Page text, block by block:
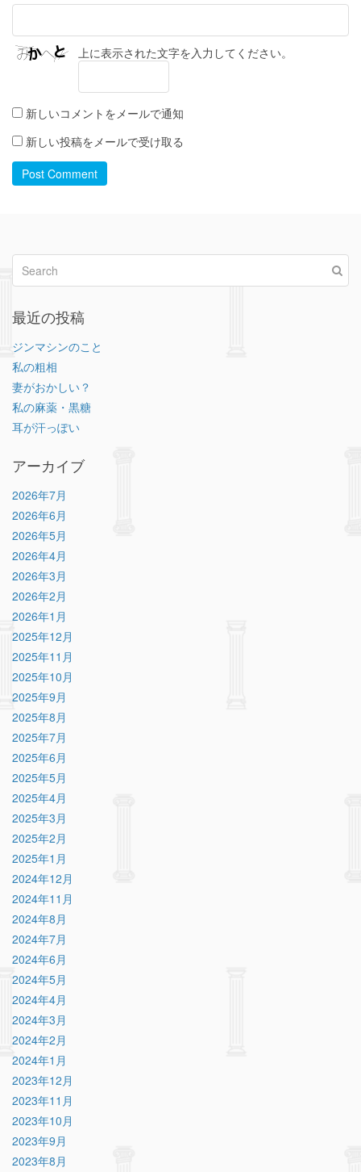
上に表示された文字を入力してください。
新しいコメントをメールで通知
新しい投稿をメールで受け取る
Post Comment
最近の投稿
ジンマシンのこと
私の粗相
妻がおかしい？
私の麻薬・黒糖
耳が汗っぽい
アーカイブ
2026年7月
2026年6月
2026年5月
2026年4月
2026年3月
2026年2月
2026年1月
2025年12月
2025年11月
2025年10月
2025年9月
2025年8月
2025年7月
2025年6月
2025年5月
2025年4月
2025年3月
2025年2月
2025年1月
2024年12月
2024年11月
2024年8月
2024年7月
2024年6月
2024年5月
2024年4月
2024年3月
2024年2月
2024年1月
2023年12月
2023年11月
2023年10月
2023年9月
2023年8月